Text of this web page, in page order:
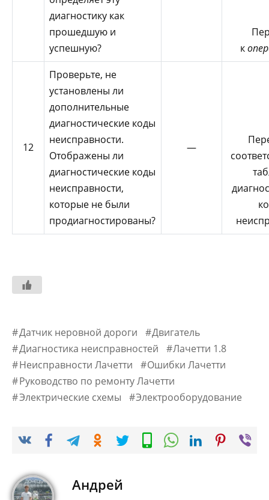
диагностику как
прошедшую и
успешную?
к
12
Проверьте, не
установлены ли
дополнительные
диагностические коды
неисправности.
Отображены ли
диагностические коды
неисправности,
которые не были
продиагностированы?
—
Датчик неровной дороги
Двигатель
Диагностика неисправностей
Лачетти 1.8
Неисправности Лачетти
Ошибки Лачетти
Руководство по ремонту Лачетти
Электрические схемы
Электрооборудование
Андрей